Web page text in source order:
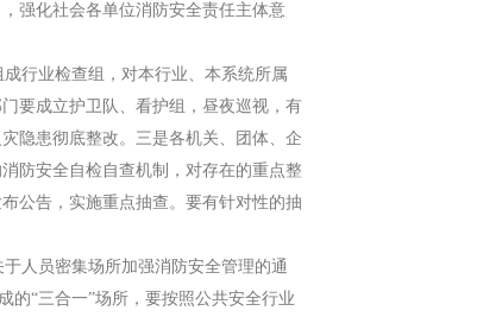
强化社会各单位消防安全责任主体意
行业检查组，对本行业、本系统所属
要成立护卫队、看护组，昼夜巡视，有
隐患彻底整改。三是各机关、团体、企
防安全自检自查机制，对存在的重点整
公告，实施重点抽查。要有针对性的抽
人员密集场所加强消防安全管理的通
的“三合一”场所，要按照公共安全行业